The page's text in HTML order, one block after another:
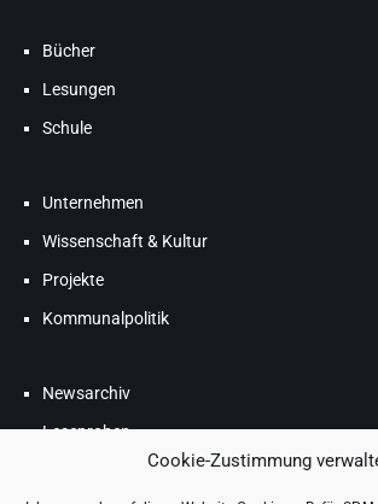
Cookie-Zustimmung
Bücher
Lesungen
Schule
Unternehmen
Wissenschaft & Kultur
Projekte
Kommunalpolitik
Newsarchiv
Leseproben